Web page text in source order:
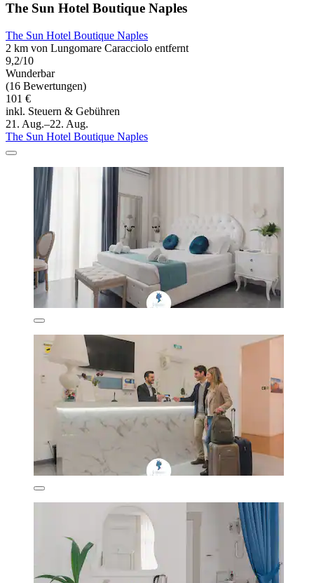
The Sun Hotel Boutique Naples
The Sun Hotel Boutique Naples
2 km von Lungomare Caracciolo entfernt
9,2/10
Wunderbar
(16 Bewertungen)
101 €
inkl. Steuern & Gebühren
21. Aug.–22. Aug.
The Sun Hotel Boutique Naples